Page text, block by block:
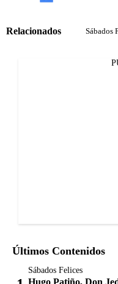
Relacionados Sábados
Últimos Contenidos
Sábados Felices
Hugo Patiño, Don